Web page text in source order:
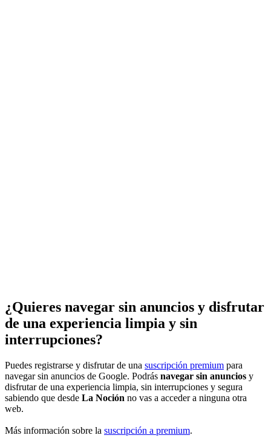
¿Quieres navegar sin anuncios y disfrutar
de una experiencia limpia y sin
interrupciones?
Puedes registrarse y disfrutar de una suscripción premium para
navegar sin anuncios de Google. Podrás navegar sin anuncios y
disfrutar de una experiencia limpia, sin interrupciones y segura
sabiendo que desde La Noción no vas a acceder a ninguna otra
web.
Más información sobre la suscripción a premium.